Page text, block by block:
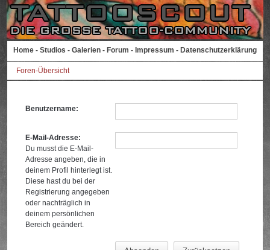
Home - Studios - Galerien - Forum - Impressum - Datenschutzerklärung
Foren-Übersicht
Benutzername:
E-Mail-Adresse:
Du musst die E-Mail-
Adresse angeben, die in
deinem Profil hinterlegt ist.
Diese hast du bei der
Registrierung angegeben
oder nachträglich in
deinem persönlichen
Bereich geändert.